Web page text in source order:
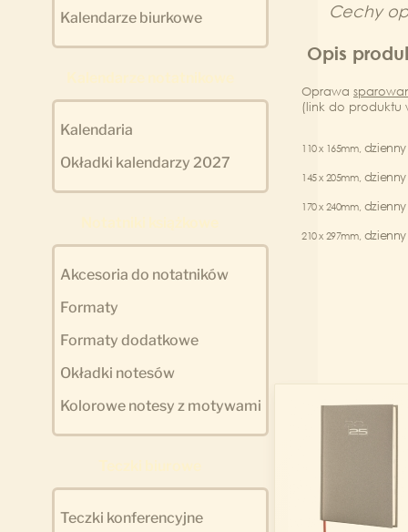
Kalendarze biurkowe
Kalendaria
Okładki kalendarzy 2027
Akcesoria do notatników
Formaty
Formaty dodatkowe
Okładki notesów
Kolorowe notesy z motywami
Teczki konferencyjne
Cechy
Opis
Oprawa
(link do produktu
110 x 165mm,
145 x 205mm,
170 x 240mm,
210 x 297mm,